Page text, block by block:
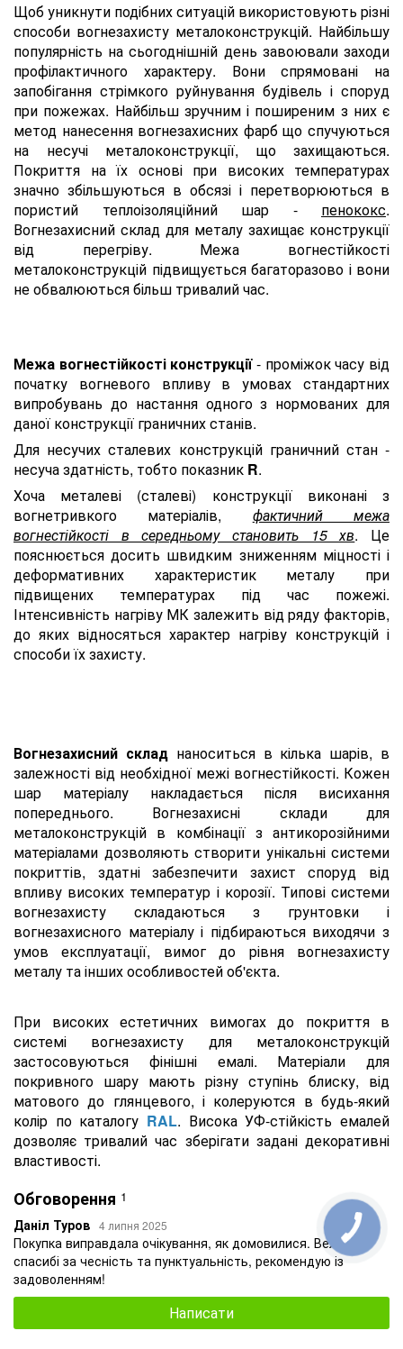
Щоб уникнути подібних ситуацій використовують різні
способи вогнезахисту металоконструкцій. Найбільшу
популярність на сьогоднішній день завоювали заходи
профілактичного характеру. Вони спрямовані на
запобігання стрімкого руйнування будівель і споруд
при пожежах. Найбільш зручним і поширеним з них є
метод нанесення вогнезахисних фарб що спучуються
на несучі металоконструкції, що захищаються.
Покриття на їх основі при високих температурах
значно збільшуються в обсязі і перетворюються в
пористий теплоізоляційний шар - пенококс.
Вогнезахисний склад для металу захищає конструкції
від перегріву. Межа вогнестійкості
металоконструкцій підвищується багаторазово і вони
не обвалюються більш тривалий час.
Межа вогнестійкості конструкції- проміжок часу від
початку вогневого впливу в умовах стандартних
випробувань до настання одного з нормованих для
даної конструкції граничних станів.
Для несучих сталевих конструкцій граничний стан -
несуча здатність, тобто показник R.
Хоча металеві (сталеві) конструкції виконані з
вогнетривкого матеріалів, фактичний межа
вогнестійкості в середньому становить 15 хв. Це
пояснюється досить швидким зниженням міцності і
деформативних характеристик металу при
підвищених температурах під час пожежі.
Інтенсивність нагріву МК залежить від ряду факторів,
до яких відносяться характер нагріву конструкцій і
способи їх захисту.
Вогнезахисний складнаноситься в кілька шарів, в
залежності від необхідної межі вогнестійкості. Кожен
шар матеріалу накладається після висихання
попереднього. Вогнезахисні склади для
металоконструкцій в комбінації з антикорозійними
матеріалами дозволяють створити унікальні системи
покриттів, здатні забезпечити захист споруд від
впливу високих температур і корозії. Типові системи
вогнезахисту складаються з грунтовки і
вогнезахисного матеріалу і підбираються виходячи з
умов експлуатації, вимог до рівня вогнезахисту
металу та інших особливостей об'єкта.
При високих естетичних вимогах до покриття в
системі вогнезахисту для металоконструкцій
застосовуються фінішні емалі. Матеріали для
покривного шару мають різну ступінь блиску, від
матового до глянцевого, і колеруются в будь-який
колір по каталогу RAL. Висока УФ-стійкість емалей
дозволяє тривалий час зберігати задані декоративні
властивості.
Обговорення 1
Даніл Туров 4 липня 2025
Покупка виправдала очікування, як домовилися. Велике
спасибі за чесність та пунктуальність, рекомендую із
задоволенням!
Написати